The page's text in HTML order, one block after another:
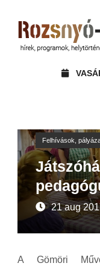
Felhívások,
21 aug
A Gömöri